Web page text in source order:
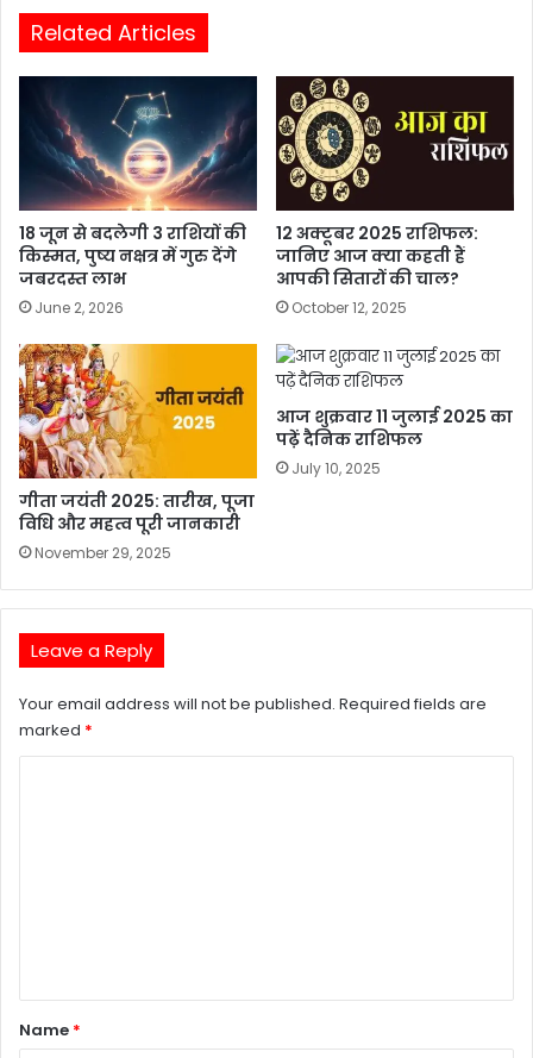
Related Articles
18 जून से बदलेगी 3 राशियों की
किस्मत, पुष्य नक्षत्र में गुरु देंगे
जबरदस्त लाभ
June 2, 2026
12 अक्टूबर 2025 राशिफल:
जानिए आज क्या कहती हैं
आपकी सितारों की चाल?
October 12, 2025
गीता जयंती 2025: तारीख, पूजा
विधि और महत्व पूरी जानकारी
November 29, 2025
आज शुक्रवार 11 जुलाई 2025 का
पढ़ें दैनिक राशिफल
July 10, 2025
Leave a Reply
Your email address will not be published. Required fields are
marked *
*Name *